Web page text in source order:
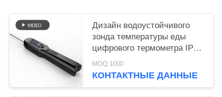
Дизайн водоустойчивого
зонда температуры еды
цифрового термометра IPX7
уникальный
MOQ:1000
КОНТАКТНЫЕ ДАННЫЕ